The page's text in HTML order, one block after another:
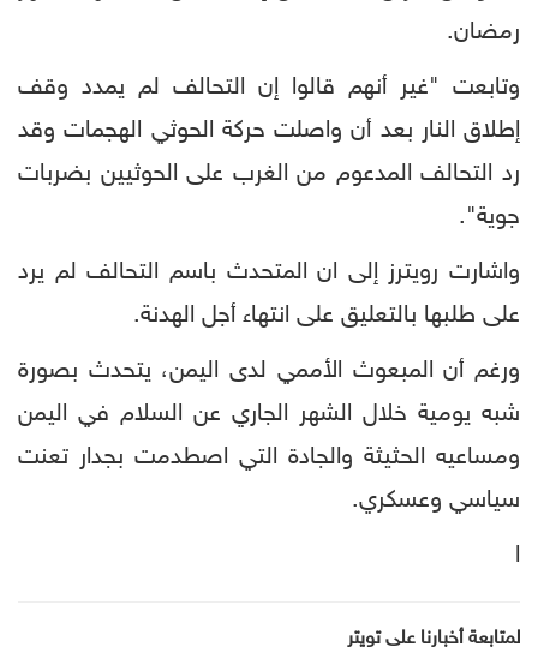
رمضان.
وتابعت "غير أنهم قالوا إن التحالف لم يمدد وقف
إطلاق النار بعد أن واصلت حركة الحوثي الهجمات وقد
رد التحالف المدعوم من الغرب على الحوثيين بضربات
جوية".
واشارت رويترز إلى ان المتحدث باسم التحالف لم يرد
على طلبها بالتعليق على انتهاء أجل الهدنة.
ورغم أن المبعوث الأممي لدى اليمن، يتحدث بصورة
شبه يومية خلال الشهر الجاري عن السلام في اليمن
ومساعيه الحثيثة والجادة التي اصطدمت بجدار تعنت
سياسي وعسكري.
ا
لمتابعة أخبارنا على تويتر